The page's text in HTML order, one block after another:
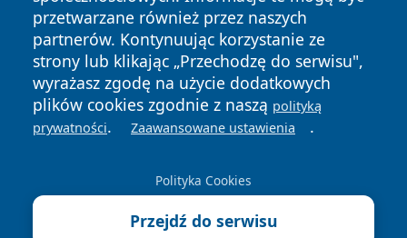
przetwarzane również przez naszych
partnerów. Kontynuując korzystanie ze
strony lub klikając „Przechodzę do serwisu",
wyrażasz zgodę na użycie dodatkowych
plików cookies zgodnie z naszą polityką
prywatności. Zaawansowane ustawienia .
Polityka Cookies
Przejdź do serwisu
News Autorzy
Polityka
Prywatności
Polityka
Cookies